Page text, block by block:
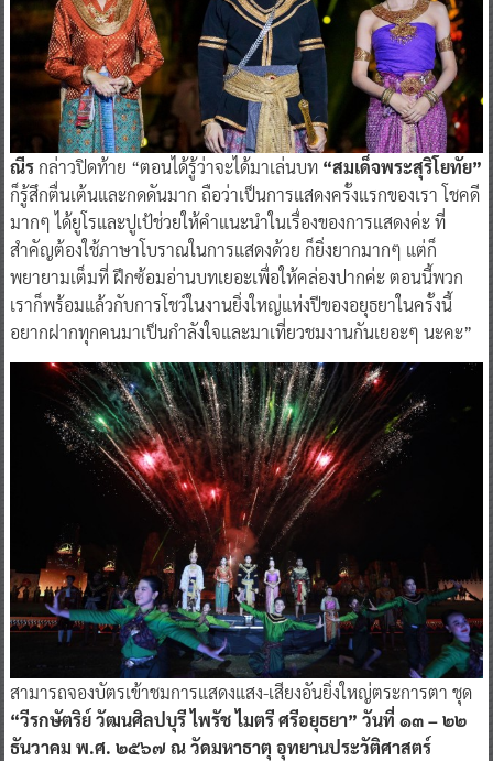
ณีร กล่าวปิดท้าย “ตอนได้รู้ว่าจะได้มาเล่นบท “สมเด็จพระสุริโยทัย”
ก็รู้สึกตื่นเต้นและกดดันมาก ถือว่าเป็นการแสดงครั้งแรกของเรา โชคดี
มากๆ ได้ยูโรและปูเป้ช่วยให้คำแนะนำในเรื่องของการแสดงค่ะ ที่
สำคัญต้องใช้ภาษาโบราณในการแสดงด้วย ก็ยิ่งยากมากๆ แต่ก็
พยายามเต็มที่ ฝึกซ้อมอ่านบทเยอะเพื่อให้คล่องปากค่ะ ตอนนี้พวก
เราก็พร้อมแล้วกับการโชว์ในงานยิ่งใหญ่แห่งปีของอยุธยาในครั้งนี้
อยากฝากทุกคนมาเป็นกำลังใจและมาเที่ยวชมงานกันเยอะๆ นะคะ”
สามารถจองบัตรเข้าชมการแสดงแสง-เสียงอันยิ่งใหญ่ตระการตา ชุด
“วีรกษัตริย์ วัฒนศิลปบุรี ไพรัช ไมตรี ศรีอยุธยา” วันที่ ๑๓ – ๒๒
ธันวาคม พ.ศ. ๒๕๖๗ ณ วัดมหาธาตุ อุทยานประวัติศาสตร์